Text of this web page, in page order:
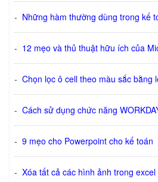
- Những hàm thường dùng trong kế
- 12 mẹo và thủ thuật hữu ích của
- Chọn lọc ô cell theo màu sắc bằng
- Cách sử dụng chức năng
- 9 mẹo cho Powerpoint cho kế toán
- Xóa tất cả các hình ảnh trong excel